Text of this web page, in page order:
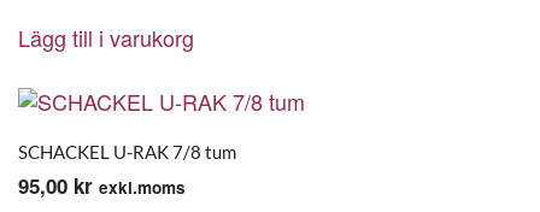
Lägg till i varukorg
SCHACKEL U-RAK 7/8 tum
95,00 kr exkl.moms